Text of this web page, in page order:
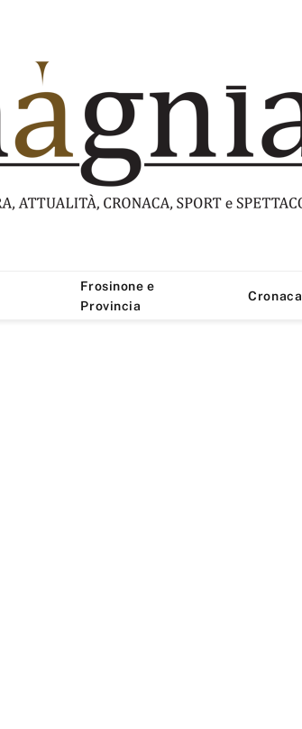
Frosinone e
Provincia
Cronaca